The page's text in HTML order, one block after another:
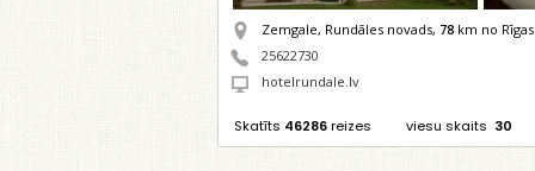
Zemgale, Rundāles novads, 78 km no Rīgas
25622730
hotelrundale.lv
Skatīts 46286reizes viesu skaits 30